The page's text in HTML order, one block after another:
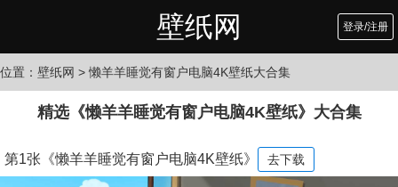
壁纸网 登录/注册
位置： 壁纸网 > 懒羊羊睡觉有窗户电脑4K壁纸大合集
精选《懒羊羊睡觉有窗户电脑4K壁纸》大合集
第1张《懒羊羊睡觉有窗户电脑4K壁纸》 去下载